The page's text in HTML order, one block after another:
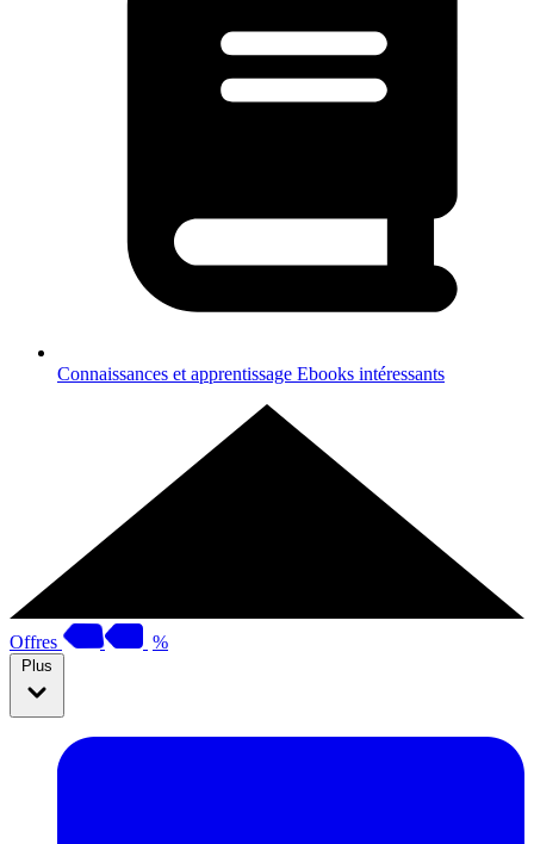
Connaissances et apprentissage Ebooks intéressants
Offres %
Plus